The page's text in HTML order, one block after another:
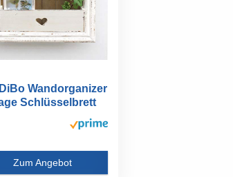
Wandorganizer
Schlüsselbrett
Zum Angebot